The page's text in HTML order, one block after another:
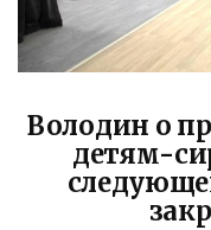
Володин о
детям-